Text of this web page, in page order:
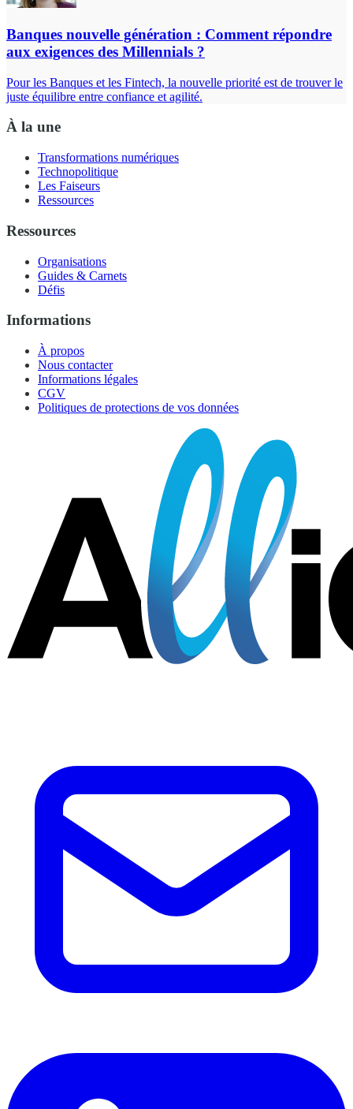
Banques nouvelle génération : Comment répondre
aux exigences des Millennials ?
Pour les Banques et les Fintech, la nouvelle priorité est de trouver le
juste équilibre entre confiance et agilité.
À la une
Transformations numériques
Technopolitique
Les Faiseurs
Ressources
Ressources
Organisations
Guides & Carnets
Défis
Informations
À propos
Nous contacter
Informations légales
CGV
Politiques de protections de vos données